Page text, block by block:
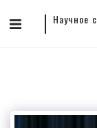
Научное